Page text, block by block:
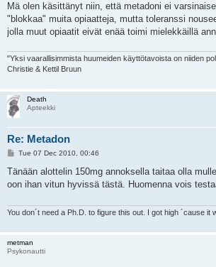
Mä olen käsittänyt niin, että metadoni ei
"blokkaa" muita opiaatteja, mutta toleranssi
jolla muut opiaatit eivät enää toimi mielekkäillä
"Yksi vaarallisimmista huumeiden käyttötavoista on niiden
Christie & Kettil Bruun
Death
Apteekki
Re: Metadon
P
s
Tue 07 Dec 2010, 00:46
Tänään alottelin 150mg annoksella taitaa olla
oon ihan vitun hyvissä tästä. Huomenna vois
You don´t need a Ph.D. to figure this out. I got high ´cause it
metman
Psykonautti